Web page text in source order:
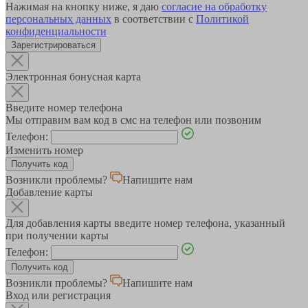
Нажимая на кнопку ниже, я даю согласие на обработку
персональных данных в соответствии с Политикой
конфиденциальности
Зарегистрироваться
Электронная бонусная карта
Введите номер телефона
Мы отправим вам код в смс на телефон или позвоним
Телефон:
Изменить номер
Возникли проблемы?
Напишите нам
Добавление карты
Для добавления карты введите номер телефона, указанный
при получении карты
Телефон:
Возникли проблемы?
Напишите нам
Вход или регистрация